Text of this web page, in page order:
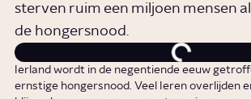
sterven ruim een miljoen mensen
de hongersnood.
Ierland wordt in de negentiende eeuw
ernstige hongersnood. Veel Ieren overlijden